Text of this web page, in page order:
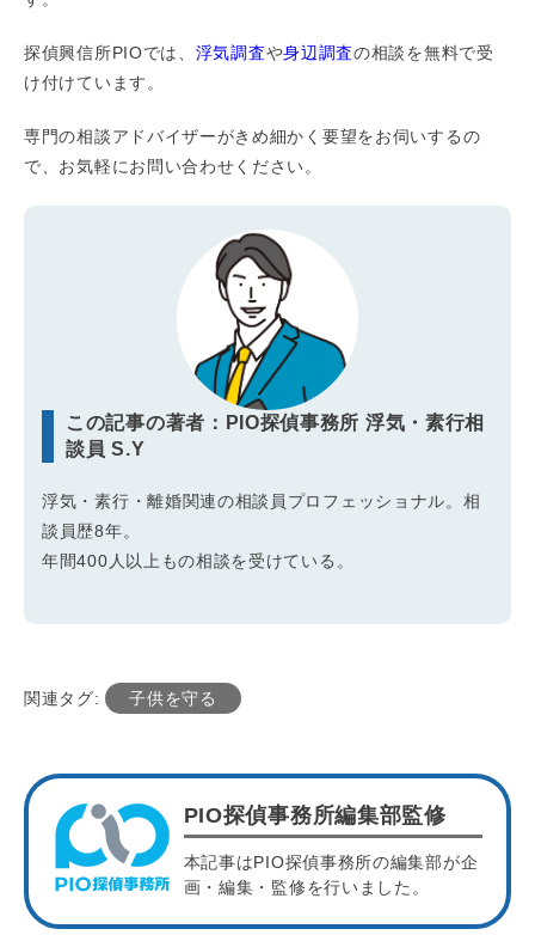
探偵興信所PIOでは、 浮気調査や身辺調査の相談を無料で受
け付けています。
専門の相談アドバイザーがきめ細かく要望をお伺いするの
で、お気軽にお問い合わせください。
この記事の著者：PIO探偵事務所 浮気・素行相
談員 S.Y
浮気・素行・離婚関連の相談員プロフェッショナル。相
談員歴8年。
年間400人以上もの相談を受けている。
関連タグ: 子供を守る
PIO探偵事務所編集部監修
本記事はPIO探偵事務所の編集部が企
画・編集・監修を行いました。